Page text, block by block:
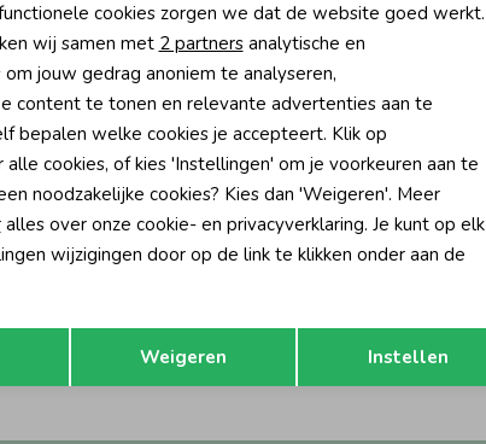
189,95
Marketing cookies
Opslaan
cookies zorgen we dat de website goed werkt.
wij samen met 2 partnersanalytische en
jouw gedrag anoniem te analyseren,
content te tonen en relevante advertenties aan te
bepalen welke cookies je accepteert. Klik op
cookies, of kies 'Instellingen' om je voorkeuren aan te
noodzakelijke cookies? Kies dan 'Weigeren'. Meer
alles over onze cookie- en privacyverklaring. Je kunt op elk
wijzigingen door op de link te klikken onder aan de
Weigeren Instellen